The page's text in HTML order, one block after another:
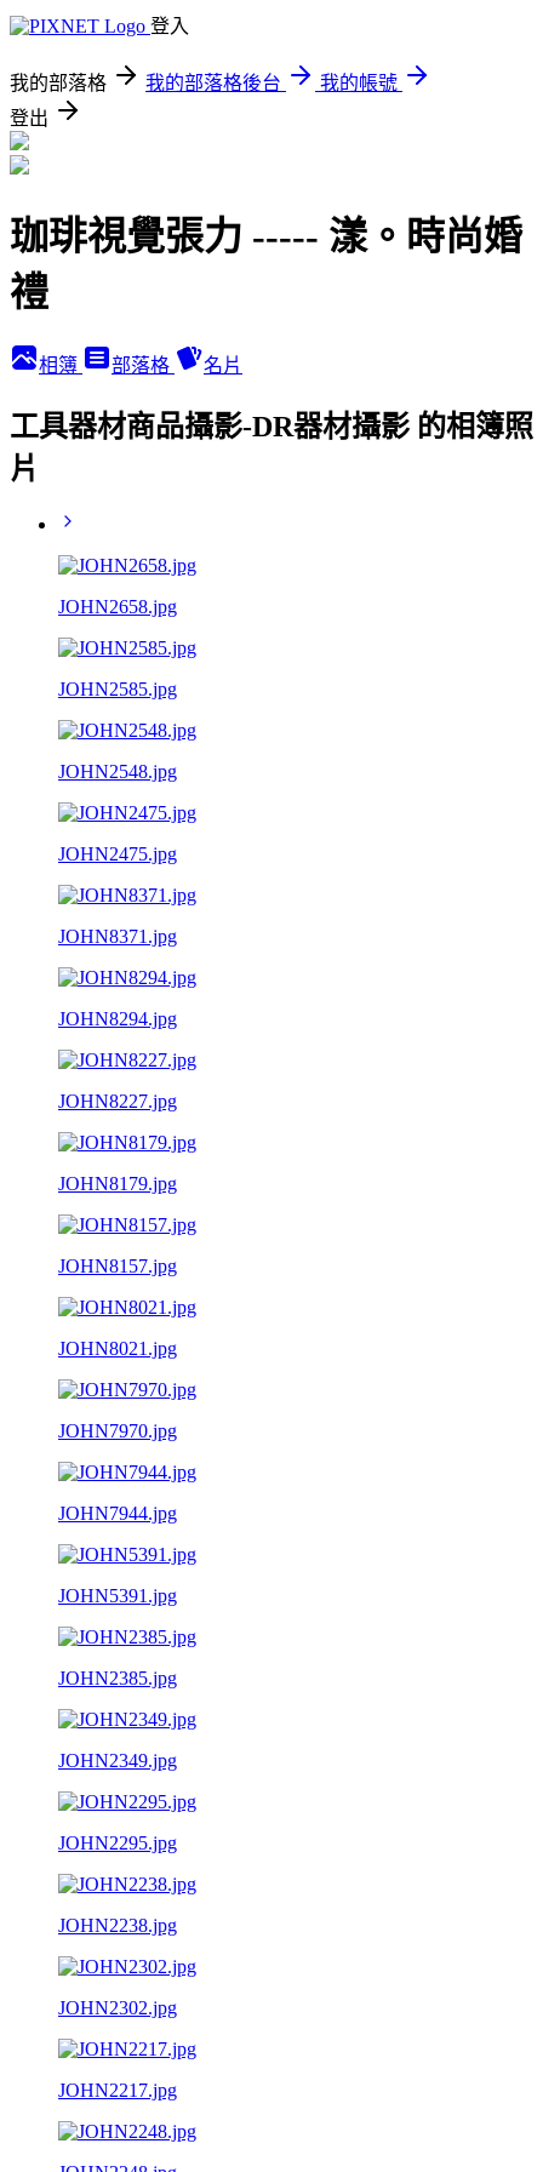
登入
我的部落格 我的部落格後台
我的帳號
登出
珈琲視覺張力 ----- 漾。時尚婚
禮
相簿 部落格 名片
工具器材商品攝影-DR器材攝影 的相簿照
片
JOHN2658.jpg
JOHN2585.jpg
JOHN2548.jpg
JOHN2475.jpg
JOHN8371.jpg
JOHN8294.jpg
JOHN8227.jpg
JOHN8179.jpg
JOHN8157.jpg
JOHN8021.jpg
JOHN7970.jpg
JOHN7944.jpg
JOHN5391.jpg
JOHN2385.jpg
JOHN2349.jpg
JOHN2295.jpg
JOHN2238.jpg
JOHN2302.jpg
JOHN2217.jpg